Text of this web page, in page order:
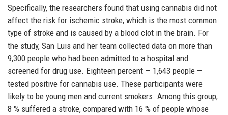
Specifically, the researchers found that using cannabis did not
affect the risk for ischemic stroke, which is the most common
type of stroke and is caused by a blood clot in the brain. For
the study, San Luis and her team collected data on more than
9,300 people who had been admitted to a hospital and
screened for drug use. Eighteen percent — 1,643 people —
tested positive for cannabis use. These participants were
likely to be young men and current smokers. Among this group,
8 % suffered a stroke, compared with 16 % of people whose